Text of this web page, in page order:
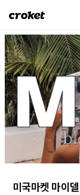
크
켓
미국마켓 마이